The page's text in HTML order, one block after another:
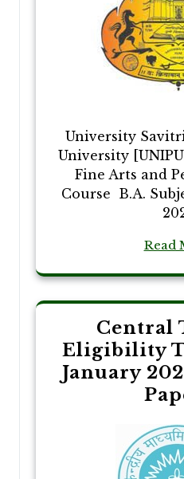
University
University
Fine Arts and
Course B.A.
Read
Central
Eligibility
January